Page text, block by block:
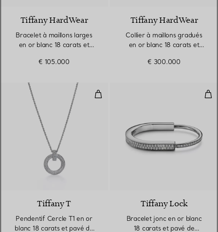
Tiffany HardWear
Bracelet à maillons larges
en or blanc 18 carats et
€ 105.000
Tiffany HardWear
Collier à maillons gradués
en or blanc 18 carats et
€ 300.000
Pendentif Cercle T1 en or blanc
Tiffany T
Pendentif Cercle T1 en or
blanc 18 carats et pavé de
Tiffany Lock
Bracelet jonc en or blanc
18 carats et pavé de